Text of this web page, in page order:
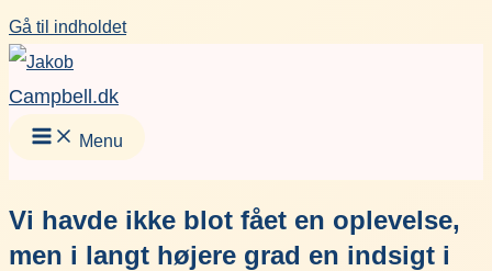
Gå til indholdet
Campbell.dk
Menu
Vi havde ikke blot fået en oplevelse,
men i langt højere grad en indsigt i